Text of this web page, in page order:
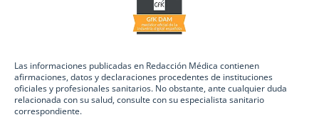
Las informaciones publicadas en Redacción Médica contienen
afirmaciones, datos y declaraciones procedentes de instituciones
oficiales y profesionales sanitarios. No obstante, ante cualquier duda
relacionada con su salud, consulte con su especialista sanitario
correspondiente.